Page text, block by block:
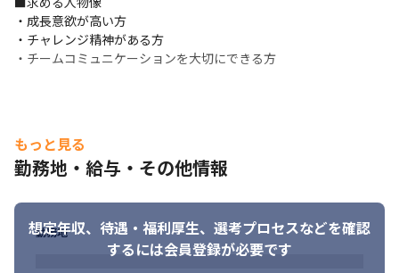
￣￣￣￣￣￣￣￣￣￣
■当社の魅力
￣￣￣￣￣￣￣￣￣￣
◎大手案件多数！約400社以上と取引あり
◎有給休暇取得率80.9％
◎4年連続健康経営優良法人2026（大企業法人部門）に認定
◎年齢性別問わず20代でリーダーになる方も
￣￣￣￣￣￣￣￣￣￣
・成長意欲が高い方
・チャレンジ精神がある方
・チームコミュニケーションを大切にできる方
もっと見る
勤務地・給与・その他情報
想定年収、待遇・福利厚生、 選考プロセスなどを確認
するには会員登録が必要です
勤務地